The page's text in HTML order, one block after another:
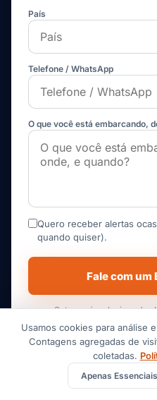
País
Telefone / WhatsApp
O que você está embarcando,
Quero receber alertas
quando quiser).
Fale com um
Setor pré-selecionado:
Commodities · Atendido
call
Usamos cookies para análise
Contagens agregadas de
coletadas.
Apenas Essenciais